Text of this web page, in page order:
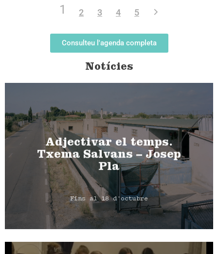
1 2 3 4 5
Consulteu l'agenda completa
Notícies
Adjectivar el temps.
Txema Salvans – Josep
Pla
Fins al 18 d'octubre